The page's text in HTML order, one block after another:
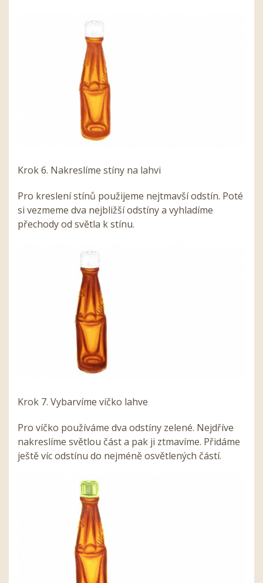
Krok 6. Nakreslíme stíny na lahvi
Pro kreslení stínů použijeme nejtmavší odstín. Poté
si vezmeme dva nejbližší odstíny a vyhladíme
přechody od světla k stínu.
Krok 7. Vybarvíme víčko lahve
Pro víčko používáme dva odstíny zelené. Nejdříve
nakreslíme světlou část a pak ji ztmavíme. Přidáme
ještě víc odstínu do nejméně osvětlených částí.